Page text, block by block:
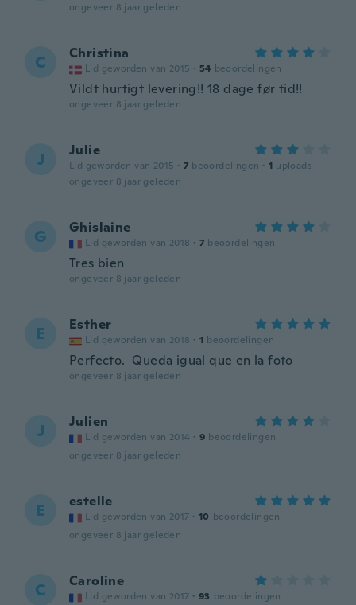
ongeveer 8 jaar geleden
C Christina
Lid geworden van 2015 · 54 beoordelingen
Vildt hurtigt levering!! 18 dage før tid!!
ongeveer 8 jaar geleden
J Julie
Lid geworden van 2015 · 7 beoordelingen · 1 uploads
ongeveer 8 jaar geleden
G Ghislaine
Lid geworden van 2018 · 7 beoordelingen
Tres bien
ongeveer 8 jaar geleden
E Esther
Lid geworden van 2018 · 1 beoordelingen
Perfecto. Queda igual que en la foto
ongeveer 8 jaar geleden
J Julien
Lid geworden van 2014 · 9 beoordelingen
ongeveer 8 jaar geleden
E estelle
Lid geworden van 2017 · 10 beoordelingen
ongeveer 8 jaar geleden
C Caroline
Lid geworden van 2017 · 93 beoordelingen